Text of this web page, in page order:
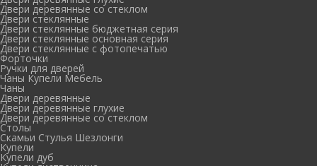
Двери деревянные со стеклом
Двери стеклянные
Двери стеклянные бюджетная серия
Двери стеклянные основная серия
Двери стеклянные с фотопечатью
Форточки
Ручки для дверей
Чаны Купели Мебель
Чаны
Двери деревянные
Двери деревянные глухие
Двери деревянные со стеклом
Столы
Скамьи Стулья Шезлонги
Купели
Купели дуб